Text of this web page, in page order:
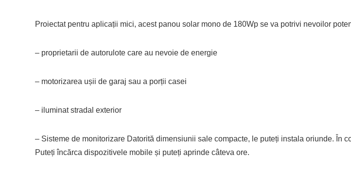
Proiectat pentru aplicații mici, acest panou solar mono de 180Wp se va potrivi nevoilor
– proprietarii de autorulote care au nevoie de energie
– motorizarea ușii de garaj sau a porții casei
– iluminat stradal exterior
– Sisteme de monitorizare Datorită dimensiunii sale compacte, le puteți instala oriunde. În
Puteți încărca dispozitivele mobile și puteți aprinde câteva ore.